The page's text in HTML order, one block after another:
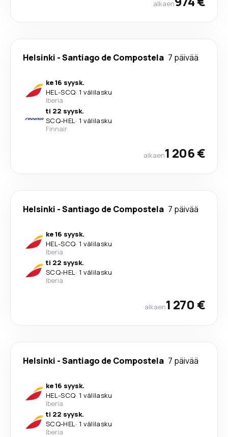
alkaen
Helsinki -Santiago de Compostela 7 päivää
ke 16 syysk.
HEL-SCQ· 1 välilasku
Iberia
ti 22 syysk.
SCQ-HEL· 1 välilasku
Finnair
alkaen1 206 €
Helsinki -Santiago de Compostela 7 päivää
ke 16 syysk.
HEL-SCQ· 1 välilasku
Iberia
ti 22 syysk.
SCQ-HEL· 1 välilasku
Iberia
alkaen1 270 €
Helsinki -Santiago de Compostela 7 päivää
ke 16 syysk.
HEL-SCQ· 1 välilasku
Iberia
ti 22 syysk.
SCQ-HEL· 1 välilasku
Iberia